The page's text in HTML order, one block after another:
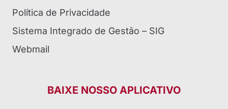
Política de Privacidade
Sistema Integrado de Gestão – SIG
Webmail
BAIXE NOSSO APLICATIVO